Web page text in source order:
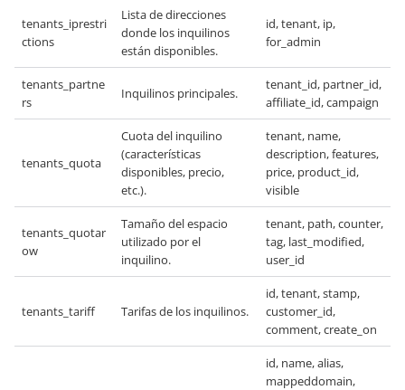
tenants_iprestri
ctions
Lista de direcciones
donde los inquilinos
están disponibles.
id, tenant, ip,
for_admin
tenants_partne
rs
Inquilinos principales.
tenant_id, partner_id,
affiliate_id, campaign
tenants_quota
Cuota del inquilino
(características
disponibles, precio,
etc.).
tenant, name,
description, features,
price, product_id,
visible
tenants_quotar
ow
Tamaño del espacio
utilizado por el
inquilino.
tenant, path, counter,
tag, last_modified,
user_id
tenants_tariff Tarifas de los inquilinos.
id, tenant, stamp,
customer_id,
comment, create_on
id, name, alias,
mappeddomain,